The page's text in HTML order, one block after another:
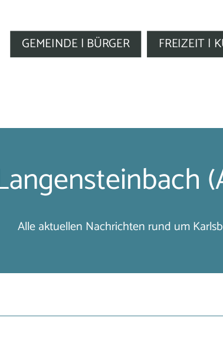
GEMEINDE | BÜRGER FREIZEIT |
Alle aktuellen Nachrichten rund um